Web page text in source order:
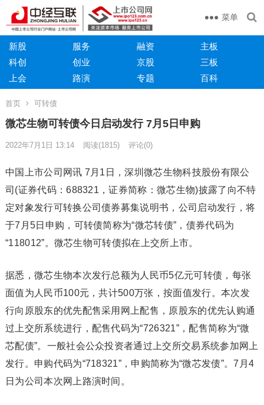
菜单
新股 服务 融资
主板
科创
创业 京股
三板
上会
路演 专题 百科
首页 可转债
微芯生物可转债今日启动发行 7月5日申购
2022年7月1日 13:14 阅读(1815) 评论(0)
中国上市公司网讯 7月1日，深圳微芯生物科技股份有限公
司(证券代码：688321，证券简称：微芯生物)披露了向不特
定对象发行可转换公司债券募集说明书，公司启动发行，将
于7月5日申购，可转债简称为“微芯转债”，债券代码为
“118012”。微芯生物可转债拟在上交所上市。
据悉，微芯生物本次发行总额为人民币5亿元可转债，每张
面值为人民币100元，共计500万张，按面值发行。本次发
行向原股东的优先配售采用网上配售，原股东的优先认购通
过上交所系统进行，配售代码为“726321”，配售简称为“微
芯配债”。一般社会公众投资者通过上交所交易系统参加网上
发行。申购代码为“718321”，申购简称为“微芯发债”。7月4
日为公司本次网上路演时间。